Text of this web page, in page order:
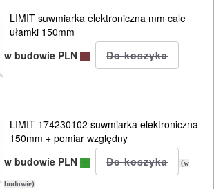
LIMIT suwmiarka elektroniczna mm cale
ułamki 150mm
w budowie PLN
LIMIT 174230102 suwmiarka elektroniczna
150mm + pomiar względny
w budowie PLN
(w
budowie)